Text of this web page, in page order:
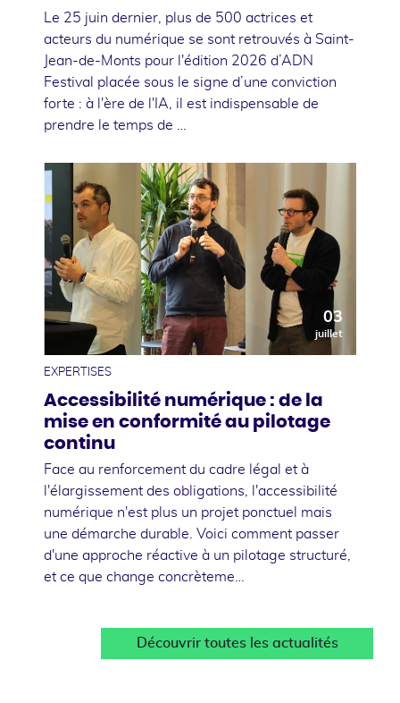
Le 25 juin dernier, plus de 500 actrices et
acteurs du numérique se sont retrouvés à Saint-
Jean-de-Monts pour l'édition 2026 d’ADN
Festival placée sous le signe d’une conviction
forte : à l'ère de l'IA, il est indispensable de
prendre le temps de …
03
juillet
EXPERTISES
Accessibilité numérique : de la
mise en conformité au pilotage
continu
Face au renforcement du cadre légal et à
l'élargissement des obligations, l'accessibilité
numérique n'est plus un projet ponctuel mais
une démarche durable. Voici comment passer
d'une approche réactive à un pilotage structuré,
et ce que change concrèteme…
Découvrir toutes les actualités